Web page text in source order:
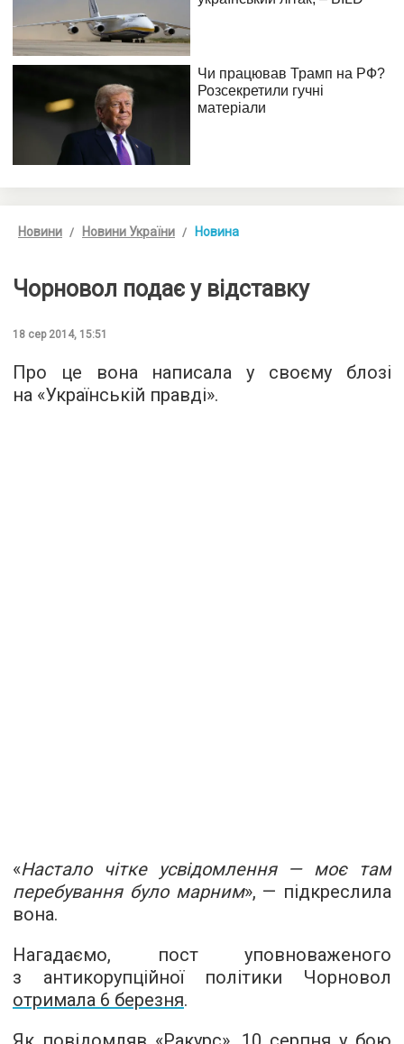
Новини Новини України Новина
Чорновол подає у відставку
18 сер 2014, 15:51
Про це вона написала у своєму блозі
на «Українській правді».
«Настало чітке усвідомлення — моє там
перебування було марним», — підкреслила
вона.
Нагадаємо, пост уповноваженого
з антикорупційної політики Чорновол
отримала 6 березня.